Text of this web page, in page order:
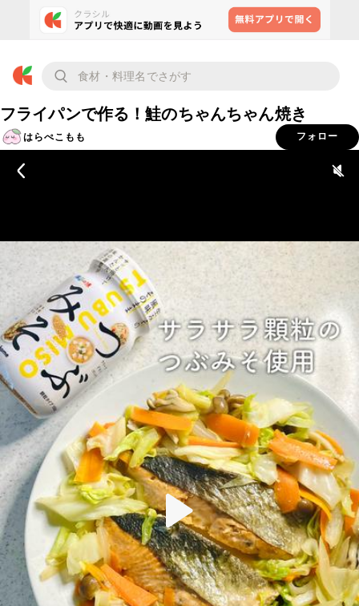
フライパンで作る！鮭のちゃんちゃん焼き
はらぺこもも フォロー